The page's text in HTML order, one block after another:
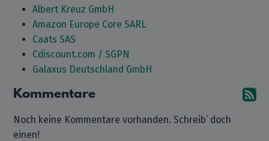
Albert Kreuz GmbH
Amazon Europe Core SARL
Caats SAS
Cdiscount.com / SGPN
Galaxus Deutschland GmbH
Kommentare
Noch keine Kommentare vorhanden. Schreib’ doch
einen!